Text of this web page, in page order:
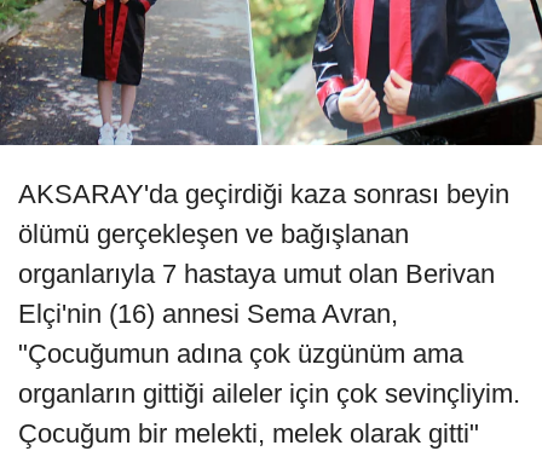
AKSARAY'da geçirdiği kaza sonrası beyin
ölümü gerçekleşen ve bağışlanan
organlarıyla 7 hastaya umut olan Berivan
Elçi'nin (16) annesi Sema Avran,
"Çocuğumun adına çok üzgünüm ama
organların gittiği aileler için çok sevinçliyim.
Çocuğum bir melekti, melek olarak gitti"